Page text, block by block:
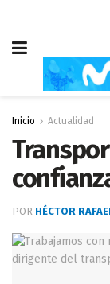
Inicio Actualidad
POR HÉCTOR